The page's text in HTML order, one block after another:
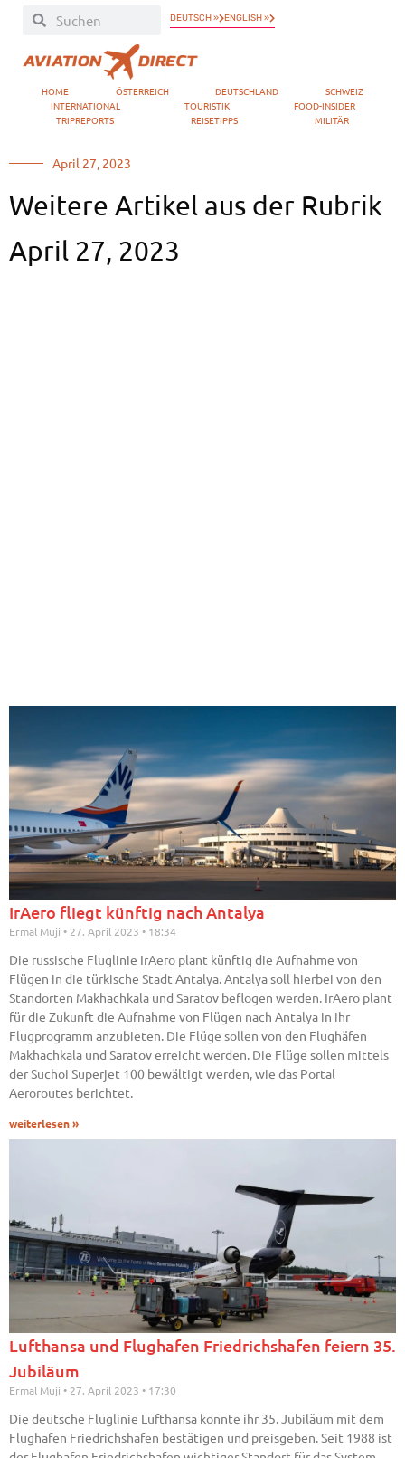
DEUTSCH » ENGLISH »
HOME ÖSTERREICH DEUTSCHLAND
SCHWEIZ
INTERNATIONAL
TOURISTIK
FOOD-INSIDER
TRIPREPORTS
REISETIPPS MILITÄR
April 27, 2023
Weitere Artikel aus der Rubrik
April 27, 2023
IrAero fliegt künftig nach Antalya
Ermal Muji 27. April 2023 18:34
Die russische Fluglinie IrAero plant künftig die Aufnahme von
Flügen in die türkische Stadt Antalya. Antalya soll hierbei von den
Standorten Makhachkala und Saratov beflogen werden. IrAero plant
für die Zukunft die Aufnahme von Flügen nach Antalya in ihr
Flugprogramm anzubieten. Die Flüge sollen von den Flughäfen
Makhachkala und Saratov erreicht werden. Die Flüge sollen mittels
der Suchoi Superjet 100 bewältigt werden, wie das Portal
Aeroroutes berichtet.
weiterlesen »
Lufthansa und Flughafen Friedrichshafen feiern 35.
Jubiläum
Ermal Muji 27. April 2023 17:30
Die deutsche Fluglinie Lufthansa konnte ihr 35. Jubiläum mit dem
Flughafen Friedrichshafen bestätigen und preisgeben. Seit 1988 ist